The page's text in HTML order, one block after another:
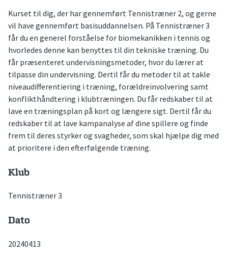
Kurset til dig, der har gennemført Tennistræner 2, og gerne
vil have gennemført basisuddannelsen. På Tennistræner 3
får du en generel forståelse for biomekanikken i tennis og
hvorledes denne kan benyttes til din tekniske træning. Du
får præsenteret undervisningsmetoder, hvor du lærer at
tilpasse din undervisning. Dertil får du metoder til at takle
niveaudifferentiering i træning, forældreinvolvering samt
konflikthåndtering i klubtræningen. Du får redskaber til at
lave en træningsplan på kort og længere sigt. Dertil får du
redskaber til at lave kampanalyse af dine spillere og finde
frem til deres styrker og svagheder, som skal hjælpe dig med
at prioritere i den efterfølgende træning.
Klub
Tennistræner 3
Dato
20240413